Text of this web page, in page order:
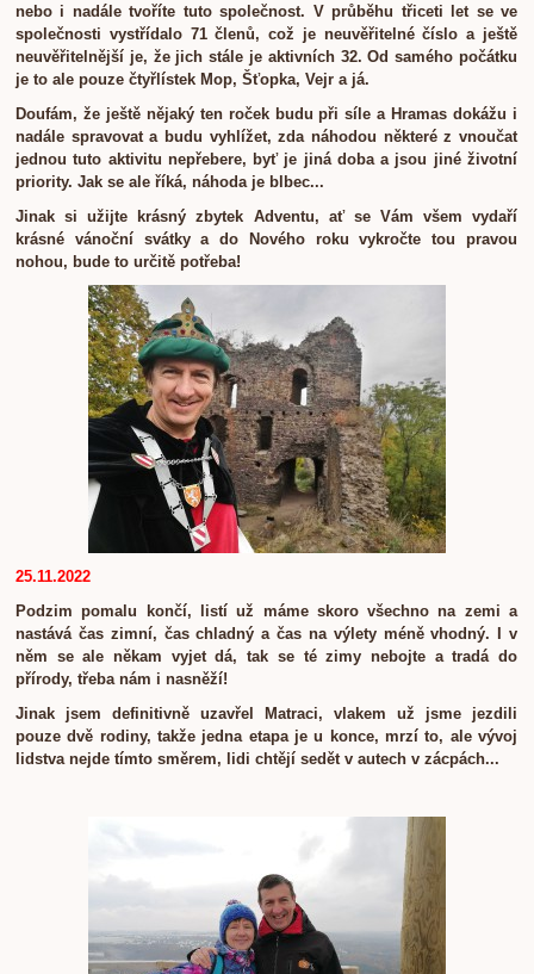
nebo i nadále tvoříte tuto společnost. V průběhu třiceti let se ve
společnosti vystřídalo 71 členů, což je neuvěřitelné číslo a ještě
neuvěřitelnější je, že jich stále je aktivních 32. Od samého počátku
je to ale pouze čtyřlístek Mop, Šťopka, Vejr a já.
Doufám, že ještě nějaký ten roček budu při síle a Hramas dokážu i
nadále spravovat a budu vyhlížet, zda náhodou některé z vnoučat
jednou tuto aktivitu nepřebere, byť je jiná doba a jsou jiné životní
priority. Jak se ale říká, náhoda je blbec...
Jinak si užijte krásný zbytek Adventu, ať se Vám všem vydaří
krásné vánoční svátky a do Nového roku vykročte tou pravou
nohou, bude to určitě potřeba!
25.11.2022
Podzim pomalu končí, listí už máme skoro všechno na zemi a
nastává čas zimní, čas chladný a čas na výlety méně vhodný. I v
něm se ale někam vyjet dá, tak se té zimy nebojte a tradá do
přírody, třeba nám i nasněží!
Jinak jsem definitivně uzavřel Matraci, vlakem už jsme jezdili
pouze dvě rodiny, takže jedna etapa je u konce, mrzí to, ale vývoj
lidstva nejde tímto směrem, lidi chtějí sedět v autech v zácpách...